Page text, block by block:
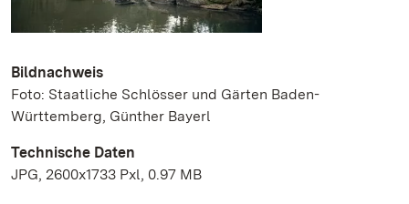
Bildnachweis
Foto: Staatliche Schlösser und Gärten Baden-
Württemberg, Günther Bayerl
Technische Daten
JPG, 2600x1733 Pxl, 0.97 MB